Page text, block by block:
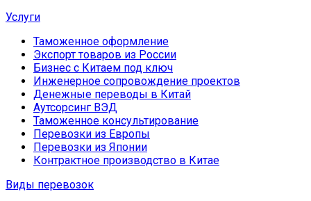
Услуги
Таможенное оформление
Экспорт товаров из России
Бизнес с Китаем под ключ
Инженерное сопровождение проектов
Денежные переводы в Китай
Аутсорсинг ВЭД
Таможенное консультирование
Перевозки из Европы
Перевозки из Японии
Контрактное производство в Китае
Виды перевозок